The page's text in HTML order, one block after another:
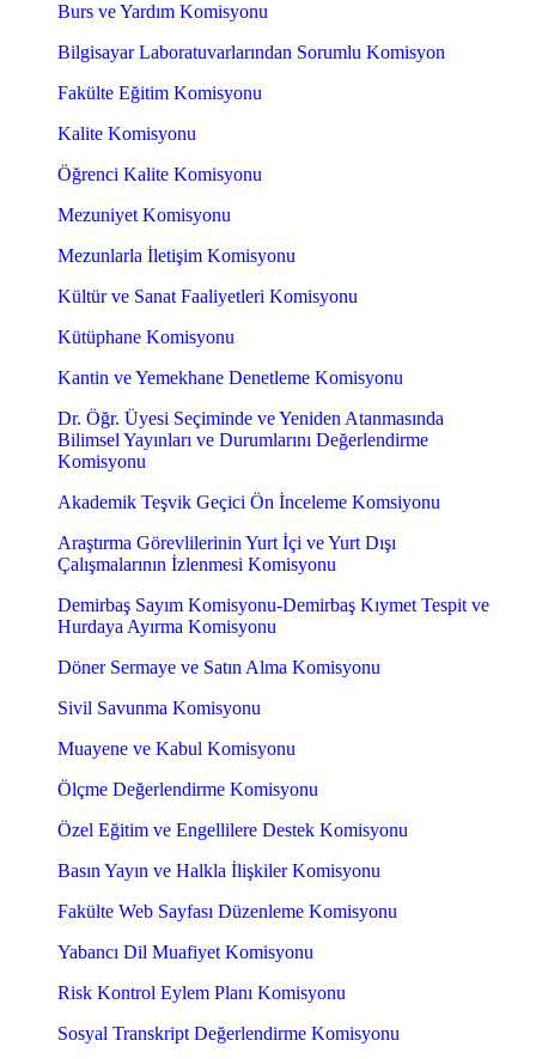
Burs ve Yardım Komisyonu
Bilgisayar Laboratuvarlarından Sorumlu Komisyon
Fakülte Eğitim Komisyonu
Kalite Komisyonu
Öğrenci Kalite Komisyonu
Mezuniyet Komisyonu
Mezunlarla İletişim Komisyonu
Kültür ve Sanat Faaliyetleri Komisyonu
Kütüphane Komisyonu
Kantin ve Yemekhane Denetleme Komisyonu
Dr. Öğr. Üyesi Seçiminde ve Yeniden Atanmasında
Bilimsel Yayınları ve Durumlarını Değerlendirme
Komisyonu
Akademik Teşvik Geçici Ön İnceleme Komsiyonu
Araştırma Görevlilerinin Yurt İçi ve Yurt Dışı
Çalışmalarının İzlenmesi Komisyonu
Demirbaş Sayım Komisyonu-Demirbaş Kıymet Tespit ve
Hurdaya Ayırma Komisyonu
Döner Sermaye ve Satın Alma Komisyonu
Sivil Savunma Komisyonu
Muayene ve Kabul Komisyonu
Ölçme Değerlendirme Komisyonu
Özel Eğitim ve Engellilere Destek Komisyonu
Basın Yayın ve Halkla İlişkiler Komisyonu
Fakülte Web Sayfası Düzenleme Komisyonu
Yabancı Dil Muafiyet Komisyonu
Risk Kontrol Eylem Planı Komisyonu
Sosyal Transkript Değerlendirme Komisyonu